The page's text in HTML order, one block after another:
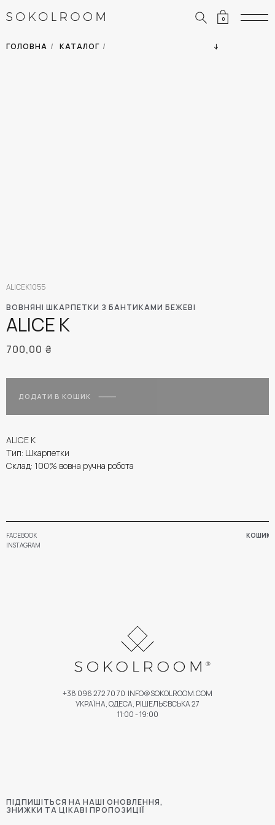
0
ГОЛОВНА / КАТАЛОГ /
ВОВНЯНІ ШКАРПЕТКИ З БАНТИКАМИ БЕЖЕВІ
ALICE K
ALICEK1055
700,00 ₴
ДОДАТИ В КОШИК
ALICE K
Тип: Шкарпетки
Склад: 100% вовна ручна робота
FACEBOOK КОШИК
ПІДПИШІТЬСЯ НА НАШІ ОНОВЛЕННЯ,
ЗНИЖКИ ТА ЦІКАВІ ПРОПОЗИЦІЇ
+38 096 272 70 70 INFO@SOKOLROOM.COM
УКРАЇНА, ОДЕСА, РІШЕЛЬЄВСЬКА 27
11:00 - 19:00
INSTAGRAM